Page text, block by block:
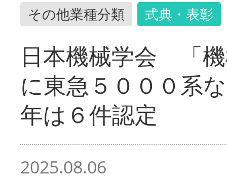
その他業種分類 式典・表彰
日本機械学会 「
に東急５０００系
年は６件認定
2025.08.06